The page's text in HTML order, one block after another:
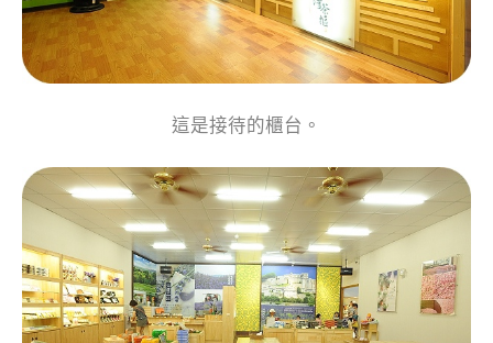
這是接待的櫃台。